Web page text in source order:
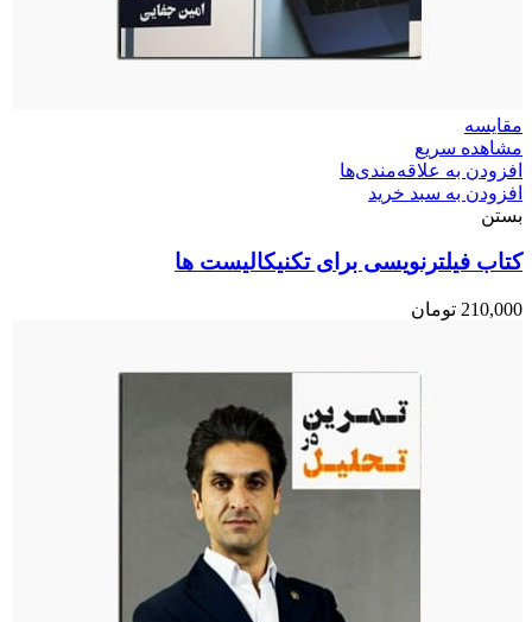
مقایسه
مشاهده سریع
افزودن به علاقه‌مندی‌ها
افزودن به سبد خرید
بستن
کتاب فیلترنویسی برای تکنیکالیست ها
210,000 تومان